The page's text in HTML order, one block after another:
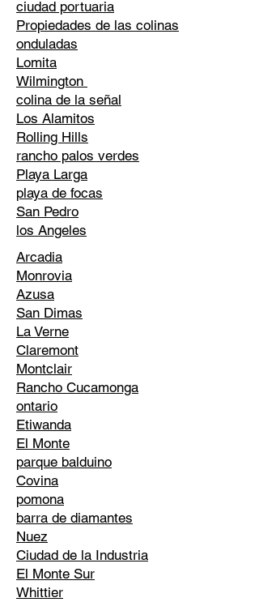
ciudad portuaria
Propiedades de las colinas
onduladas
Lomita
Wilmington
colina de la señal
Los Alamitos
Rolling Hills
rancho palos verdes
Playa Larga
playa de focas
San Pedro
los Angeles
Arcadia
Monrovia
Azusa
San Dimas
La Verne
Claremont
Montclair
Rancho Cucamonga
ontario
Etiwanda
El Monte
parque balduino
Covina
pomona
barra de diamantes
Nuez
Ciudad de la Industria
El Monte Sur
Whittier